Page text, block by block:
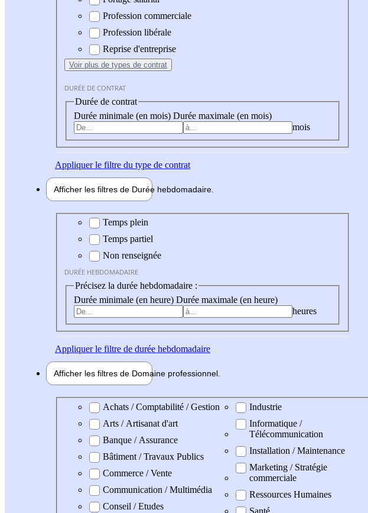
Profession commerciale
Profession libérale
Reprise d'entreprise
Voir plus de types de contrat
DURÉE DE CONTRAT
Durée de contrat
Durée minimale (en mois) Durée maximale (en mois)
mois
Appliquerle filtre du type de contrat
Afficher les filtres de Durée hebdomadaire
Durée hebdomadaire
Temps plein
Temps partiel
Non renseignée
DURÉE HEBDOMADAIRE
Précisez la durée hebdomadaire :
Durée minimale (en heure) Durée maximale (en heure)
heures
Appliquerle filtre de durée hebdomadaire
Afficher les filtres de Domaine professionnel
Domaine professionel
Achats / Comptabilité / Gestion
Arts / Artisanat d'art
Banque / Assurance
Bâtiment / Travaux Publics
Commerce / Vente
Communication / Multimédia
Conseil / Etudes
Industrie
Informatique /
Télécommunication
Installation / Maintenance
Marketing / Stratégie
commerciale
Ressources Humaines
Santé